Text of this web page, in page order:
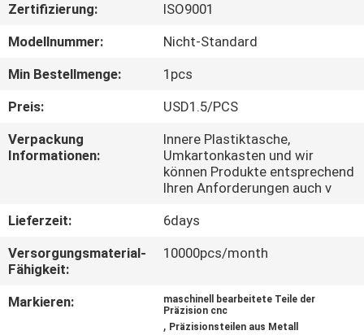
QUALITÄTSKONTROLLE
KONTAKT
MIT
UNS
FÄLLE
SITEMAP
Zertifizierung:
ISO9001
Modellnummer:
Nicht-Standard
Min Bestellmenge:
1pcs
Preis:
USD1.5/PCS
Verpackung
Informationen:
Innere Plastiktasche,
Umkartonkasten und wir
können Produkte entsprechend
Ihren Anforderungen auch v
Lieferzeit:
6days
Versorgungsmaterial-
Fähigkeit:
10000pcs/month
Markieren:
maschinell bearbeitete Teile der
Präzision cnc
, Präzisionsteilen aus Metall